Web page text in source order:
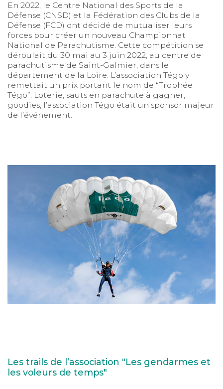
En 2022, le Centre National des Sports de la
Défense (CNSD) et la Fédération des Clubs de la
Défense (FCD) ont décidé de mutualiser leurs
forces pour créer un nouveau Championnat
National de Parachutisme. Cette compétition se
déroulait du 30 mai au 3 juin 2022, au centre de
parachutisme de Saint-Galmier, dans le
département de la Loire. L’association Tégo y
remettait un prix portant le nom de “Trophée
Tégo”. Loterie, sauts en parachute à gagner,
goodies, l’association Tégo était un sponsor majeur
de l’événement.
Les trails de l’association "Les gendarmes et
les voleurs de temps"